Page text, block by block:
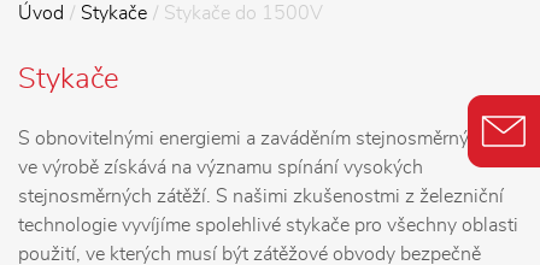
Úvod Stykače Stykače do 1500V
Stykače
S obnovitelnými energiemi a zaváděním stejnosměrných sítí
ve výrobě získává na významu spínání vysokých
stejnosměrných zátěží. S našimi zkušenostmi z železniční
technologie vyvíjíme spolehlivé stykače pro všechny oblasti
použití, ve kterých musí být zátěžové obvody bezpečně